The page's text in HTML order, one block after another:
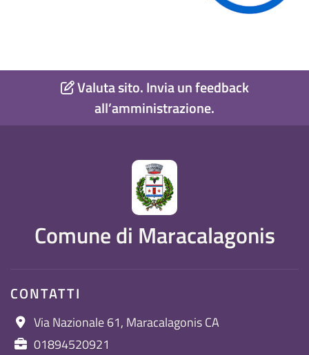
Valuta sito. Invia un feedback
all’amministrazione.
Comune di Maracalagonis
CONTATTI
Via Nazionale 61, Maracalagonis CA
01894520921